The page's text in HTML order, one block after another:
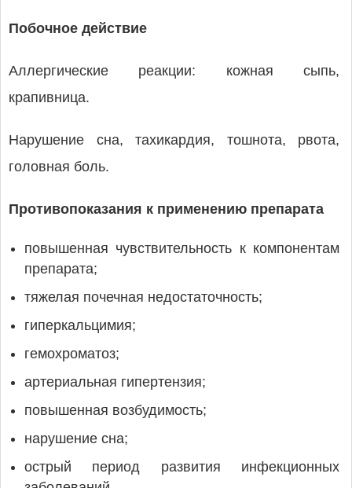
Побочное действие
Аллергические реакции: кожная сыпь,
крапивница.
Нарушение сна, тахикардия, тошнота, рвота,
головная боль.
Противопоказания к применению препарата
повышенная чувствительность к компонентам
препарата;
тяжелая почечная недостаточность;
гиперкальцимия;
гемохроматоз;
артериальная гипертензия;
повышенная возбудимость;
нарушение сна;
острый период развития инфекционных